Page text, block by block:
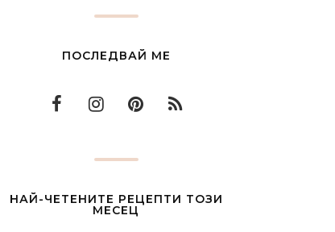
ПОСЛЕДВАЙ МЕ
НАЙ-ЧЕТЕНИТЕ РЕЦЕПТИ ТОЗИ
МЕСЕЦ